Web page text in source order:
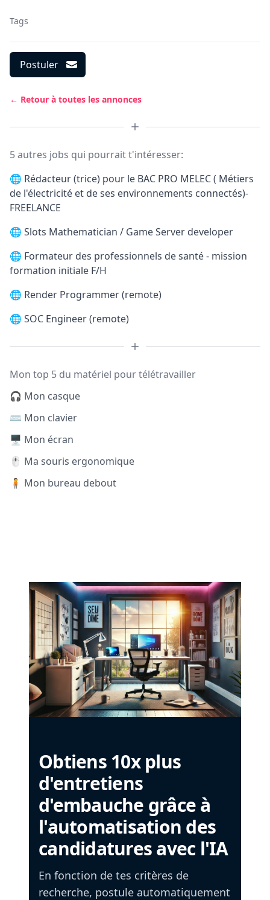
Tags
Postuler
← Retour à toutes les annonces
5 autres jobs qui pourrait t'intéresser:
🌐 Rédacteur (trice) pour le BAC PRO MELEC ( Métiers
de l'électricité et de ses environnements connectés)-
FREELANCE
🌐 Slots Mathematician / Game Server developer
🌐 Formateur des professionnels de santé - mission
formation initiale F/H
🌐 Render Programmer (remote)
🌐 SOC Engineer (remote)
Mon top 5 du matériel pour télétravailler
🎧 Mon casque
⌨️ Mon clavier
🖥️ Mon écran
🖱️ Ma souris ergonomique
🧍 Mon bureau debout
Obtiens 10x plus
d'entretiens
d'embauche grâce à
l'automatisation des
candidatures avec l'IA
En fonction de tes critères de
recherche, postule automatiquement